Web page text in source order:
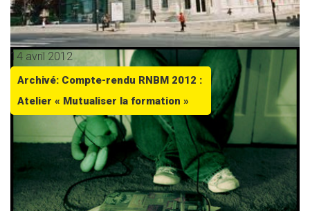
14 avril 2012
Archivé: Compte-rendu RNBM 2012 :
Atelier « Mutualiser la formation »